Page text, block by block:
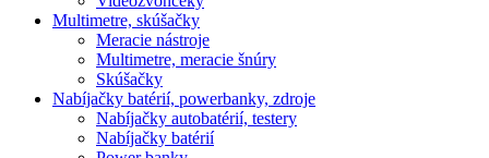
Multimetre, skúšačky
Meracie nástroje
Multimetre, meracie šnúry
Skúšačky
Nabíjačky batérií, powerbanky, zdroje
Nabíjačky autobatérií, testery
Nabíjačky batérií